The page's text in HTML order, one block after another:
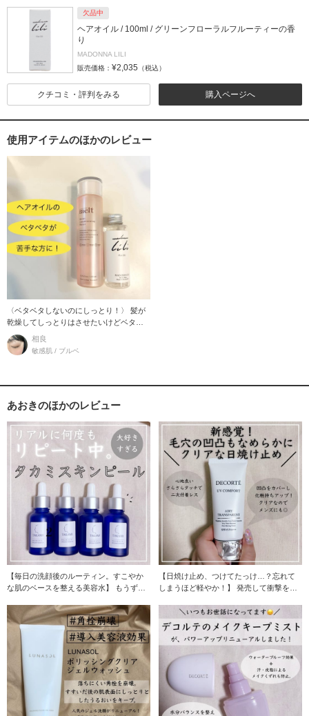
欠品中
ヘアオイル / 100ml / グリーンフローラルフルーティーの香
り
MADONNA LILI
販売価格： ¥2,035 （税込）
購入ページへ
クチコミ・評判をみる
使用アイテムのほかのレビュー
〈ベタベタしないのにしっとり！〉 髪が
乾燥してしっとりはさせたいけどベタベ
タが苦手であま
相良
敏感肌 / ブルベ
あおきのほかのレビュー
【毎日の洗顔後のルーティン。すこやか
な肌のベースを整える美容水】 もうずっ
【日焼け止め、つけてたっけ…？忘れて
しまうほど軽やか！】 発売して衝撃を受